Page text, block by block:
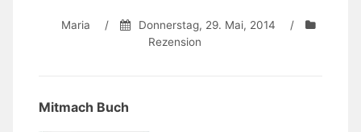
Maria / Donnerstag, 29. Mai, 2014
/
Rezension
Mitmach Buch